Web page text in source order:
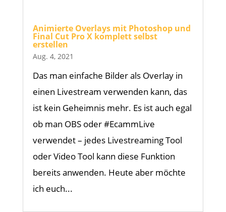
Animierte Overlays mit Photoshop und
Final Cut Pro X komplett selbst
erstellen
Aug. 4, 2021
Das man einfache Bilder als Overlay in
einen Livestream verwenden kann, das
ist kein Geheimnis mehr. Es ist auch egal
ob man OBS oder #EcammLive
verwendet – jedes Livestreaming Tool
oder Video Tool kann diese Funktion
bereits anwenden. Heute aber möchte
ich euch...